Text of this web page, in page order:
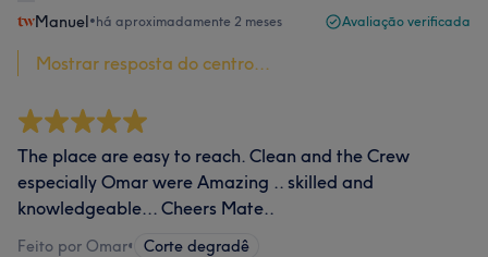
Manuel•há aproximadamente 2 meses Avaliação verificada
Mostrar resposta do centro...
The place are easy to reach. Clean and the Crew
especially Omar were Amazing .. skilled and
knowledgeable... Cheers Mate..
Feito por Omar• Corte degradê